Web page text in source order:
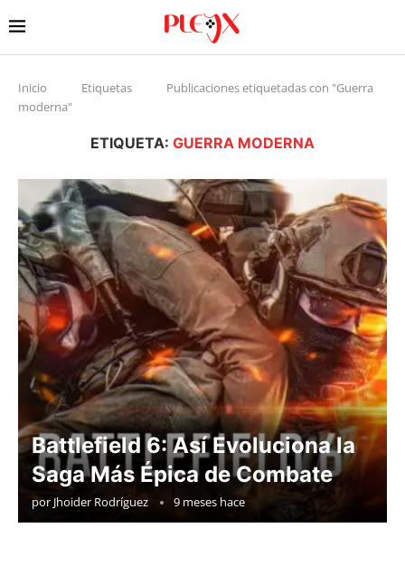
Inicio Etiquetas
Publicaciones etiquetadas con "Guerra
moderna"
ETIQUETA: GUERRA MODERNA
Battlefield 6: Así Evoluciona la
Saga Más Épica de Combate
por Jhoider Rodríguez 9 meses hace